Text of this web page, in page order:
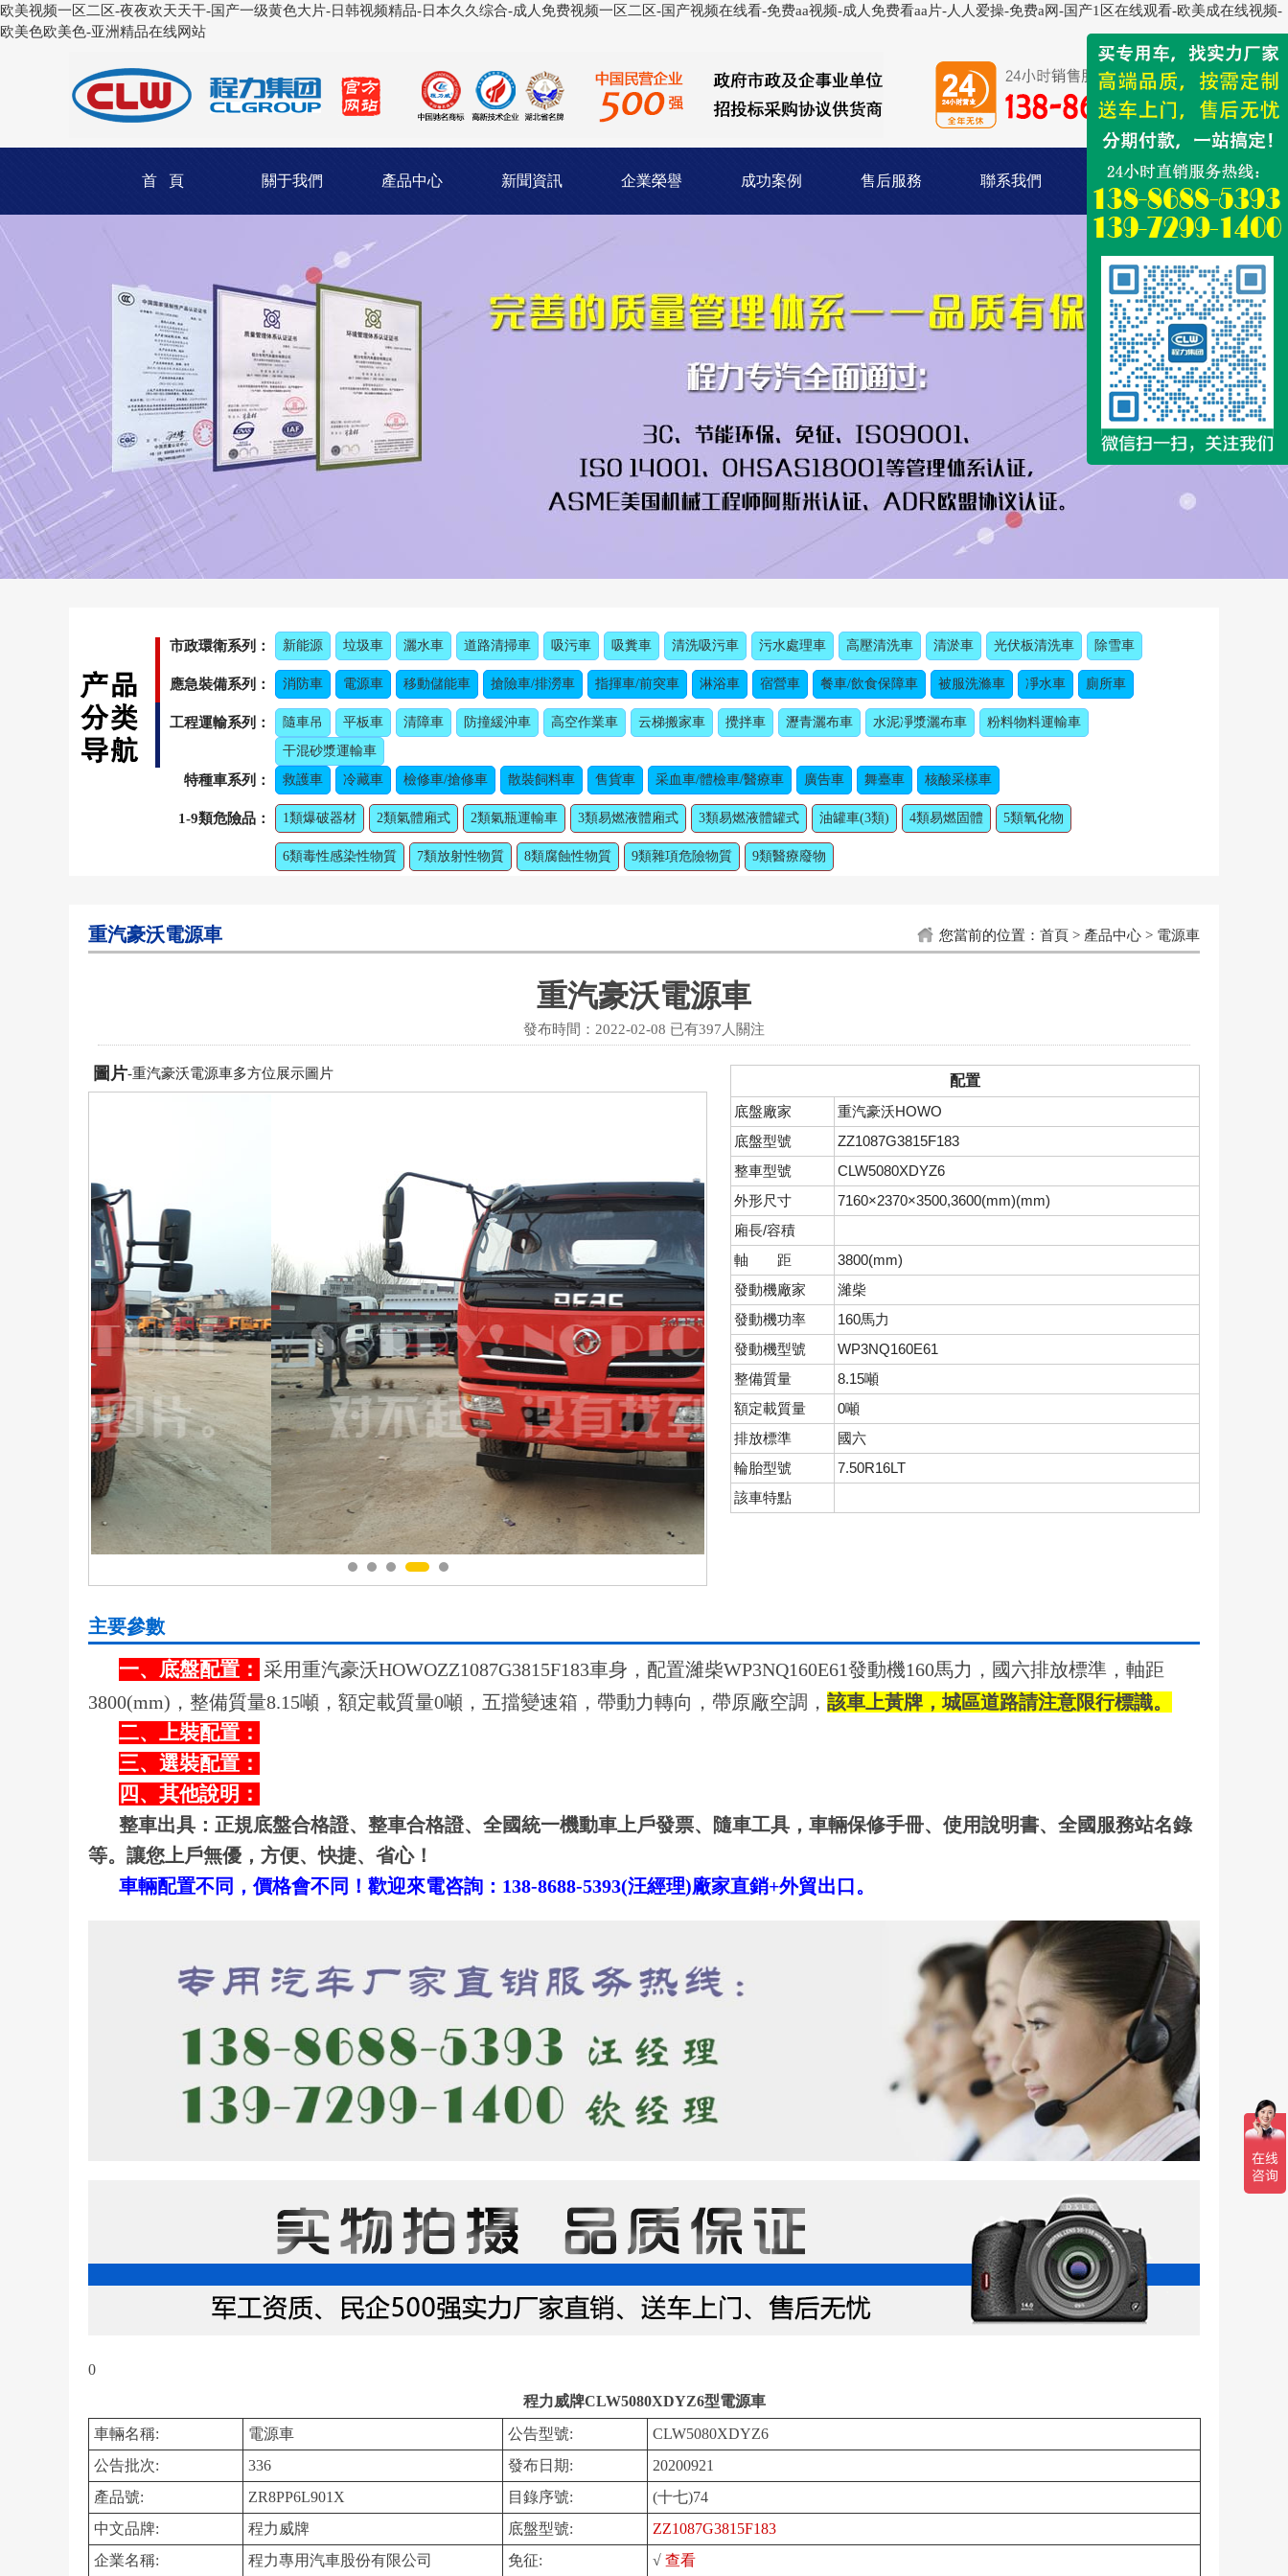
欧美视频一区二区-夜夜欢天天干-国产一级黄色大片-日韩视频精品-日本久久综合-成人免费视频一区二区-国产视频在线看-免费aa视频-成人免费看aa片-人人爱操-免费a网-国产1区在线观看-欧美成在线视频-
欧美色欧美色-亚洲精品在线网站
首 頁 關于我們 產品中心 新聞資訊 企業榮譽 成功案例 售后服務 聯系我們
市政環衛系列： 新能源 垃圾車 灑水車 道路清掃車 吸污車 吸糞車 清洗吸污車 污水處理車 高壓清洗車 清淤車 光伏板清洗車 除雪車
應急裝備系列： 消防車 電源車 移動儲能車 搶險車/排澇車 指揮車/前突車 淋浴車 宿營車 餐車/飲食保障車 被服洗滌車 凈水車 廁所車
工程運輸系列： 隨車吊 平板車 清障車 防撞緩沖車 高空作業車 云梯搬家車 攪拌車 瀝青灑布車 水泥凈漿灑布車
粉料物料運輸車
干混砂漿運輸車
特種車系列： 救護車 冷藏車 檢修車/搶修車 散裝飼料車 售貨車 采血車/體檢車/醫療車 廣告車 舞臺車 核酸采樣車
1-9類危險品： 1類爆破器材 2類氣體廂式 2類氣瓶運輸車 3類易燃液體廂式 3類易燃液體罐式 油罐車(3類) 4類易燃固體 5類氧化物
6類毒性感染性物質 7類放射性物質 8類腐蝕性物質 9類雜項危險物質 9類醫療廢物
重汽豪沃電源車 您當前的位置： 首頁 > 產品中心 > 電源車
重汽豪沃電源車
發布時間：2022-02-08 已有397人關注
圖片-重汽豪沃電源車多方位展示圖片
配置
底盤廠家
重汽豪沃HOWO
底盤型號
ZZ1087G3815F183
整車型號
CLW5080XDYZ6
外形尺寸
7160×2370×3500,3600(mm)(mm)
廂長/容積
軸 距
3800(mm)
發動機廠家
濰柴
發動機功率
160馬力
發動機型號
WP3NQ160E61
整備質量
8.15噸
額定載質量
0噸
排放標準
國六
輪胎型號
7.50R16LT
該車特點
主要參數
一、底盤配置： 采用重汽豪沃HOWOZZ1087G3815F183車身，配置濰柴WP3NQ160E61發動機160馬力，國六排放標準，軸距
3800(mm)，整備質量8.15噸，額定載質量0噸，五擋變速箱，帶動力轉向，帶原廠空調， 該車上黃牌，城區道路請注意限行標識。
二、上裝配置：
三、選裝配置：
四、其他說明：
整車出具：正規底盤合格證、整車合格證、全國統一機動車上戶發票、隨車工具，車輛保修手冊、使用說明書、全國服務站名錄
等。讓您上戶無優，方便、快捷、省心！
車輛配置不同，價格會不同！歡迎來電咨詢：138-8688-5393(汪經理)廠家直銷+外貿出口。
0
程力威牌CLW5080XDYZ6型電源車
車輛名稱:
電源車 公告型號:
CLW5080XDYZ6
公告批次:
336 發布日期:
20200921
產品號:
ZR8PP6L901X 目錄序號:
(十七)74
中文品牌:
程力威牌 底盤型號:
ZZ1087G3815F183
企業名稱:
程力專用汽車股份有限公司 免征: √ 查看